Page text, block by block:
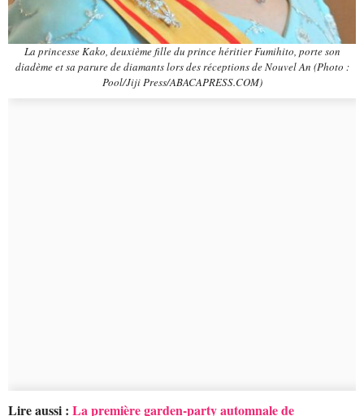
La princesse Kako, deuxième fille du prince héritier Fumihito, porte son
diadème et sa parure de diamants lors des réceptions de Nouvel An (Photo :
Pool/Jiji Press/ABACAPRESS.COM)
Lire aussi : La première garden-party automnale de